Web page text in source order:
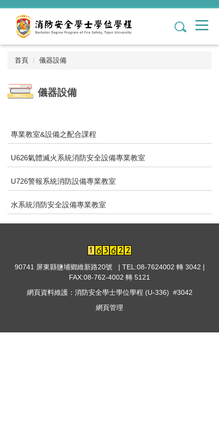
跳
內
1
首頁 儀器設備
儀器設備
專業教室&設備之配合課程
U626氣體滅火系統消防安全設備專業教室
U726警報系統消防設備專業教室
水系統消防安全設備專業教室
90741 屏東縣鹽埔鄉維新路20號 | TEL:08-7624002 轉 3042 |
FAX:08-762-4002 轉 5121
網頁資料維護：消防安全學士學位學程 (U-336) #3042
網頁管理